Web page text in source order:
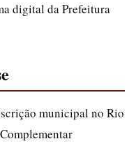
digital da Prefeitura
municipal no Rio